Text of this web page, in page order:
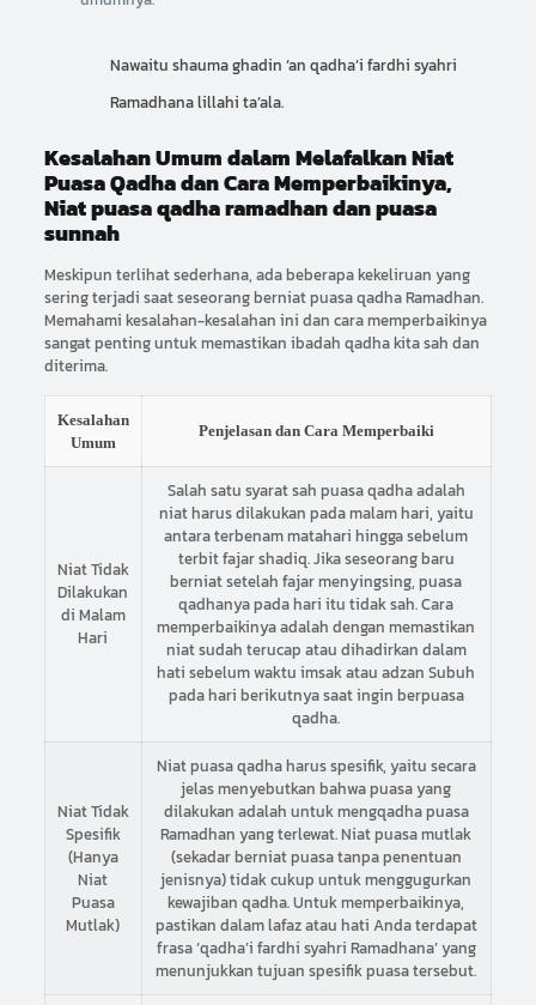
Nawaitu shauma ghadin ‘an qadha’i fardhi syahri
Ramadhana lillahi ta’ala.
Kesalahan Umum dalam Melafalkan Niat
Puasa Qadha dan Cara Memperbaikinya,
Niat puasa qadha ramadhan dan puasa
sunnah
Meskipun terlihat sederhana, ada beberapa kekeliruan yang
sering terjadi saat seseorang berniat puasa qadha Ramadhan.
Memahami kesalahan-kesalahan ini dan cara memperbaikinya
sangat penting untuk memastikan ibadah qadha kita sah dan
diterima.
Kesalahan
Umum
Penjelasan dan Cara Memperbaiki
Niat Tidak
Dilakukan
di Malam
Hari
Salah satu syarat sah puasa qadha adalah
niat harus dilakukan pada malam hari, yaitu
antara terbenam matahari hingga sebelum
terbit fajar shadiq. Jika seseorang baru
berniat setelah fajar menyingsing, puasa
qadhanya pada hari itu tidak sah. Cara
memperbaikinya adalah dengan memastikan
niat sudah terucap atau dihadirkan dalam
hati sebelum waktu imsak atau adzan Subuh
pada hari berikutnya saat ingin berpuasa
qadha.
Niat Tidak
Spesifik
(Hanya
Niat
Puasa
Mutlak)
Niat puasa qadha harus spesifik, yaitu secara
jelas menyebutkan bahwa puasa yang
dilakukan adalah untuk mengqadha puasa
Ramadhan yang terlewat. Niat puasa mutlak
(sekadar berniat puasa tanpa penentuan
jenisnya) tidak cukup untuk menggugurkan
kewajiban qadha. Untuk memperbaikinya,
pastikan dalam lafaz atau hati Anda terdapat
frasa ‘qadha’i fardhi syahri Ramadhana’ yang
menunjukkan tujuan spesifik puasa tersebut.